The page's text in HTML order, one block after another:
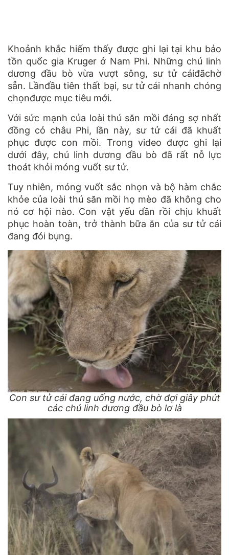
Khoảnh khắc hiếm thấy được ghi lại tại khu bảo
tồn quốc gia Kruger ở Nam Phi. Những chú linh
dương đầu bò vừa vượt sông, sư tử cáiđãchờ
sẵn. Lầnđầu tiên thất bại, sư tử cái nhanh chóng
chọnđược mục tiêu mới.
Với sức mạnh của loài thú săn mồi đáng sợ nhất
đồng cỏ châu Phi, lần này, sư tử cái đã khuất
phục được con mồi. Trong video được ghi lại
dưới đây, chú linh dương đầu bò đã rất nỗ lực
thoát khỏi móng vuốt sư tử.
Tuy nhiên, móng vuốt sắc nhọn và bộ hàm chắc
khỏe của loài thú săn mồi họ mèo đã không cho
nó cơ hội nào. Con vật yếu dần rồi chịu khuất
phục hoàn toàn, trở thành bữa ăn của sư tử cái
đang đói bụng.
Con sư tử cái đang uống nước, chờ đợi giây phút
các chú linh dương đầu bò lơ là